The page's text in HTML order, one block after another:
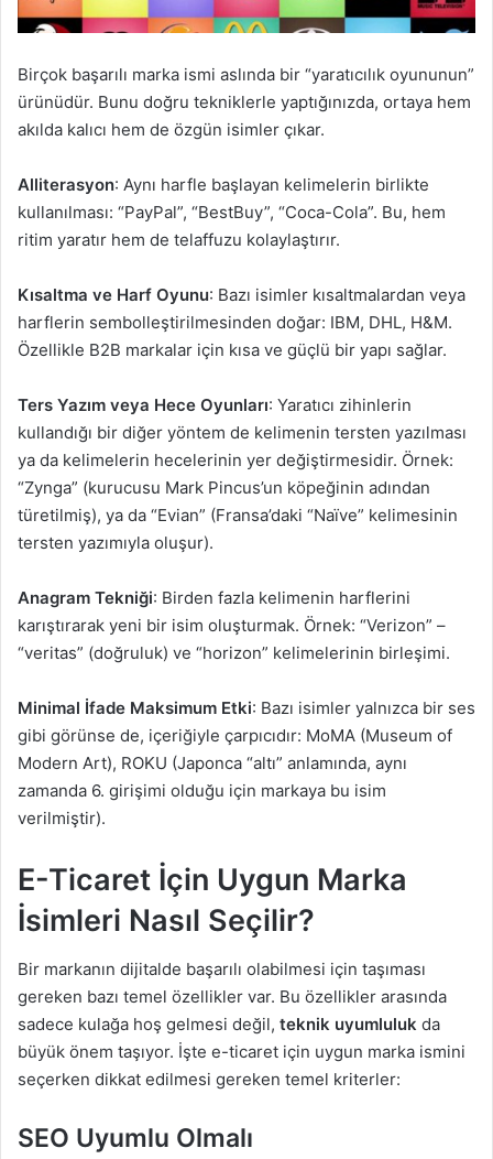
Birçok başarılı marka ismi aslında bir “yaratıcılık oyununun”
ürünüdür. Bunu doğru tekniklerle yaptığınızda, ortaya hem
akılda kalıcı hem de özgün isimler çıkar.
Alliterasyon: Aynı harfle başlayan kelimelerin birlikte
kullanılması: “PayPal”, “BestBuy”, “Coca-Cola”. Bu, hem
ritim yaratır hem de telaffuzu kolaylaştırır.
Kısaltma ve Harf Oyunu: Bazı isimler kısaltmalardan veya
harflerin sembolleştirilmesinden doğar: IBM, DHL, H&M.
Özellikle B2B markalar için kısa ve güçlü bir yapı sağlar.
Ters Yazım veya Hece Oyunları: Yaratıcı zihinlerin
kullandığı bir diğer yöntem de kelimenin tersten yazılması
ya da kelimelerin hecelerinin yer değiştirmesidir. Örnek:
“Zynga” (kurucusu Mark Pincus’un köpeğinin adından
türetilmiş), ya da “Evian” (Fransa’daki “Naïve” kelimesinin
tersten yazımıyla oluşur).
Anagram Tekniği: Birden fazla kelimenin harflerini
karıştırarak yeni bir isim oluşturmak. Örnek: “Verizon” –
“veritas” (doğruluk) ve “horizon” kelimelerinin birleşimi.
Minimal İfade Maksimum Etki: Bazı isimler yalnızca bir ses
gibi görünse de, içeriğiyle çarpıcıdır: MoMA (Museum of
Modern Art), ROKU (Japonca “altı” anlamında, aynı
zamanda 6. girişimi olduğu için markaya bu isim
verilmiştir).
E-Ticaret İçin Uygun Marka
İsimleri Nasıl Seçilir?
Bir markanın dijitalde başarılı olabilmesi için taşıması
gereken bazı temel özellikler var. Bu özellikler arasında
sadece kulağa hoş gelmesi değil, teknik uyumluluk da
büyük önem taşıyor. İşte e-ticaret için uygun marka ismini
seçerken dikkat edilmesi gereken temel kriterler:
SEO Uyumlu Olmalı